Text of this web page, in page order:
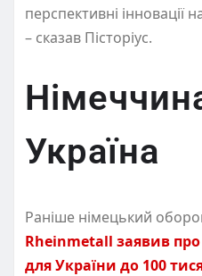
перспективні інновації
– сказав Пісторіус.
Україна
Раніше німецький
Rheinmetall заявив
для України до 100